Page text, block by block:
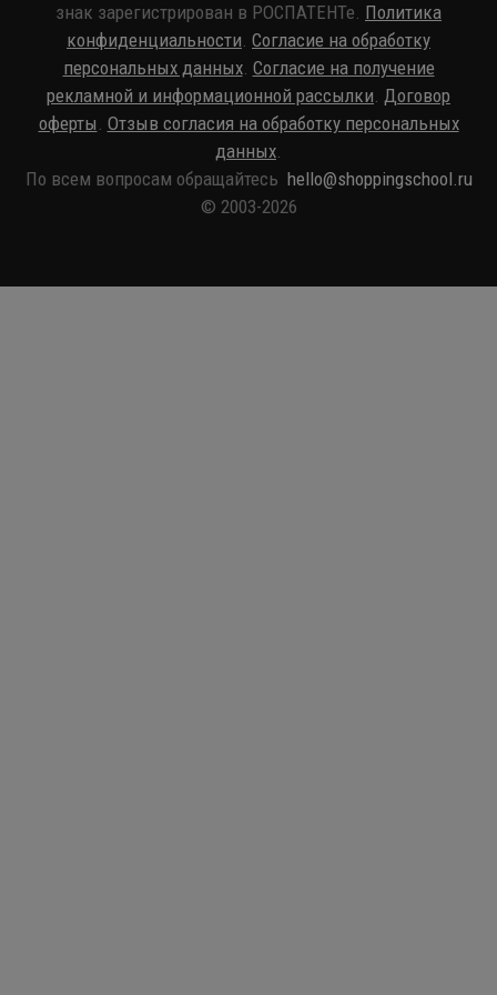
знак зарегистрирован в РОСПАТЕНТе. Политика
конфиденциальности Согласие на обработку
персональных данных. Согласие на получение
рекламной и информационной рассылки Договор
оферты Отзыв согласия на обработку персональных
данных
По всем вопросам обращайтесь hello@shoppingschool.ru
© 2003-2026